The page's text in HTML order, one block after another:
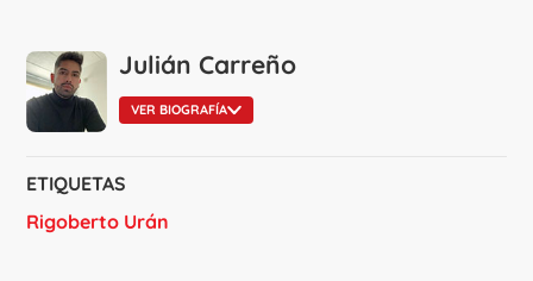
Julián Carreño
VER BIOGRAFÍA
ETIQUETAS
Rigoberto Urán